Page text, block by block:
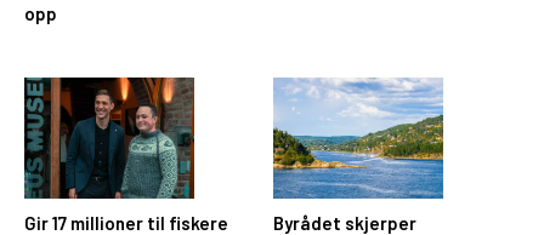
opp
Gir 17 millioner til fiskere
Byrådet skjerper